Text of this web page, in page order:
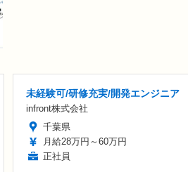
未経験可/研修充実/開発エンジニア
infront株式会社
千葉県
月給28万円～60万円
正社員